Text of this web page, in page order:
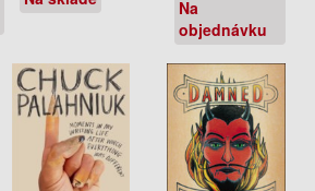
Na
objednávku